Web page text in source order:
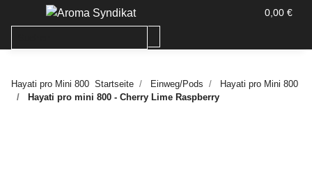
0,00 €
Hayati pro Mini 800 Startseite Einweg/Pods
Hayati pro Mini 800
Hayati pro mini 800 - Cherry Lime Raspberry